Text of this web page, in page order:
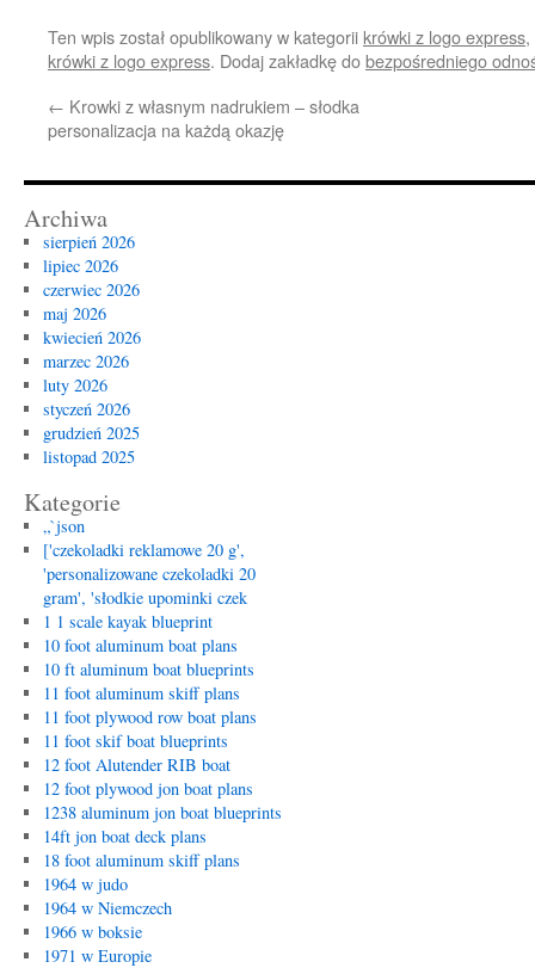
Ten wpis został opublikowany w kategorii krówki z logo express,
krówki z logo express. Dodaj zakładkę dobezpośredniego
← Krowki z własnym nadrukiem – słodka
personalizacja na każdą okazję
Archiwa
sierpień 2026
lipiec 2026
czerwiec 2026
maj 2026
kwiecień 2026
marzec 2026
luty 2026
styczeń 2026
grudzień 2025
listopad 2025
Kategorie
„`json
['czekoladki reklamowe 20 g',
'personalizowane czekoladki 20
gram', 'słodkie upominki czek
1 1 scale kayak blueprint
10 foot aluminum boat plans
10 ft aluminum boat blueprints
11 foot aluminum skiff plans
11 foot plywood row boat plans
11 foot skif boat blueprints
12 foot Alutender RIB boat
12 foot plywood jon boat plans
1238 aluminum jon boat blueprints
14ft jon boat deck plans
18 foot aluminum skiff plans
1964 w judo
1964 w Niemczech
1966 w boksie
1971 w Europie